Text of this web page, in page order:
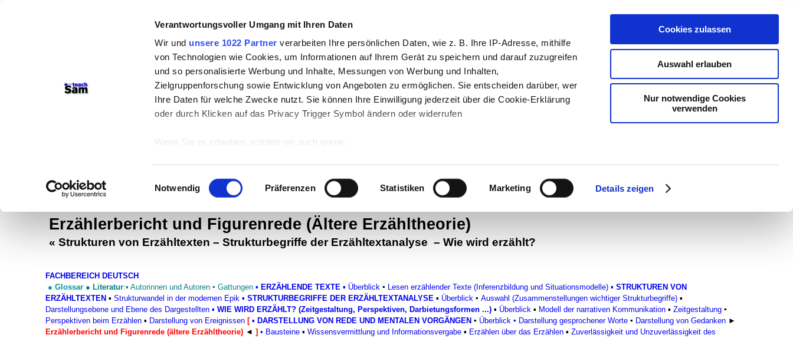
Verantwortungsvoller Umgang mit Ihren Daten
Wir und unsere 1022 Partner verarbeiten Ihre persönlichen Daten, wie z. B. Ihre IP-Adresse, mithilfe
von Technologien wie Cookies, um Informationen auf Ihrem Gerät zu speichern und darauf zuzugreifen
und so personalisierte Werbung und Inhalte, Messungen von Werbung und Inhalten,
Zielgruppenforschung sowie Entwicklung von Angeboten zu ermöglichen. Sie entscheiden darüber, wer
Ihre Daten für welche Zwecke nutzt. Sie können Ihre Einwilligung jederzeit über die Cookie-Erklärung
oder durch Klicken auf das Privacy Trigger Symbol ändern oder widerrufen
Wenn Sie es erlauben, würden wir auch gerne:
Ihr Gerät durch aktives Scannen nach bestimmten Merkmalen (Fingerprinting) identifizieren
Erfahren Sie mehr darüber, wie Ihre persönlichen Daten verarbeitet werden, und legen Sie Ihre
Präferenzen imAbschnitt Einzelheitenfest.
Wir verwenden Cookies, um Inhalte und Anzeigen zu personalisieren, Funktionen für soziale Medien
und Analysen weiter. Unsere Partner führen diese Informationen möglicherweise mit weiteren Daten
zusammen, die Sie ihnen bereitgestellt haben oder die sie im Rahmen Ihrer Nutzung der Dienste
gesammelt haben.
Einwilligungsauswahl
Notwendig Präferenzen Statistiken Marketing Details zeigen
Cookies zulassen
Auswahl erlauben
Nur notwendige Cookies
verwenden
teachSam- Arbeitsbereiche:
Erzählerbericht und Figurenrede (Ältere Erzähltheorie)
« Strukturen von Erzähltexten – Strukturbegriffe der Erzähltextanalyse – Wie wird erzählt?
FACHBEREICH DEUTSCH
● Glossar ● Literatur:▪ Autorinnen und Autoren ▪ Gattungen ▪ ERZÄHLENDE TEXTE ▪ Überblick ▪ Lesen erzählender Texte (Inferenzbildung und Situationsmodelle) ▪ STRUKTUREN VON
ERZÄHLTEXTEN ▪ Strukturwandel in der modernen Epik ▪ STRUKTURBEGRIFFE DER ERZÄHLTEXTANALYSE ▪ Überblick ▪ Auswahl (Zusammenstellungen wichtiger Strukturbegriffe) ▪
Darstellungsebene und Ebene des Dargestellten ▪ WIE WIRD ERZÄHLT? (Zeitgestaltung, Perspektiven, Darbietungsformen ...) ▪ Überblick ▪ Modell der narrativen Kommunikation ▪ Zeitgestaltung ▪
Perspektiven beim Erzählen ▪ Darstellung von Ereignissen [ ▪ DARSTELLUNG VON REDE UND MENTALEN VORGÄNGEN ▪ Überblick ▪ Darstellung gesprochener Worte ▪ Darstellung von Gedanken ►
Erzählerbericht und Figurenrede (ältere Erzähltheorie) ◄ ] • Bausteine ▪ Wissensvermittlung und Informationsvergabe ▪ Erzählen über das Erzählen ▪ Zuverlässigkeit und Unzuverlässigkeit des